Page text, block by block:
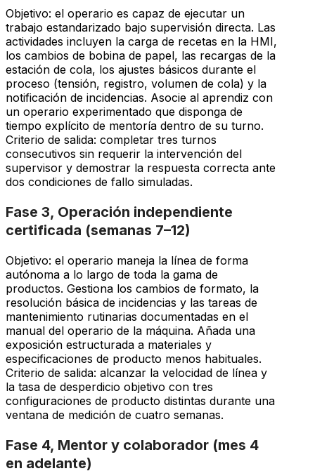
Objetivo: el operario es capaz de ejecutar un
trabajo estandarizado bajo supervisión directa. Las
actividades incluyen la carga de recetas en la HMI,
los cambios de bobina de papel, las recargas de la
estación de cola, los ajustes básicos durante el
proceso (tensión, registro, volumen de cola) y la
notificación de incidencias. Asocie al aprendiz con
un operario experimentado que disponga de
tiempo explícito de mentoría dentro de su turno.
Criterio de salida: completar tres turnos
consecutivos sin requerir la intervención del
supervisor y demostrar la respuesta correcta ante
dos condiciones de fallo simuladas.
Fase 3, Operación independiente
certificada (semanas 7–12)
Objetivo: el operario maneja la línea de forma
autónoma a lo largo de toda la gama de
productos. Gestiona los cambios de formato, la
resolución básica de incidencias y las tareas de
mantenimiento rutinarias documentadas en el
manual del operario de la máquina. Añada una
exposición estructurada a materiales y
especificaciones de producto menos habituales.
Criterio de salida: alcanzar la velocidad de línea y
la tasa de desperdicio objetivo con tres
configuraciones de producto distintas durante una
ventana de medición de cuatro semanas.
Fase 4, Mentor y colaborador (mes 4
en adelante)